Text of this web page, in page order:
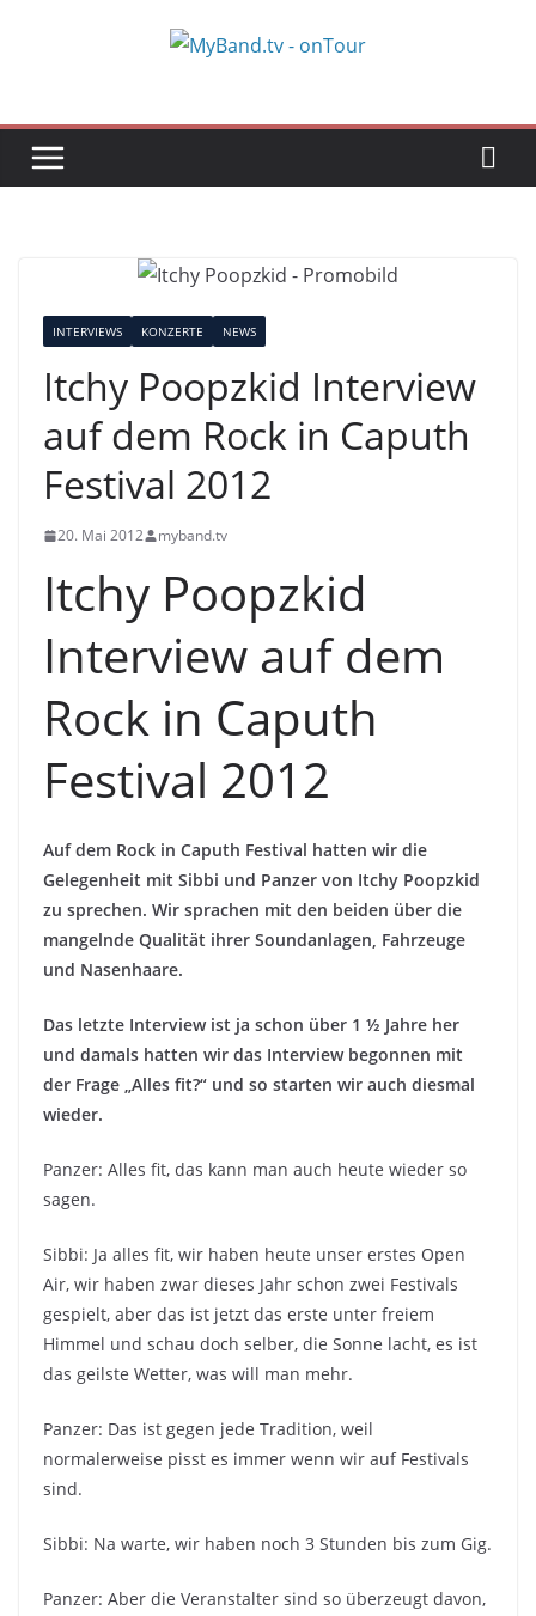
INTERVIEWS KONZERTE NEWS
Itchy Poopzkid Interview
auf dem Rock in Caputh
Festival 2012
20. Mai 2012 myband.tv
Itchy Poopzkid
Interview auf dem
Rock in Caputh
Festival 2012
Auf dem Rock in Caputh Festival hatten wir die
Gelegenheit mit Sibbi und Panzer von Itchy Poopzkid
zu sprechen. Wir sprachen mit den beiden über die
mangelnde Qualität ihrer Soundanlagen, Fahrzeuge
und Nasenhaare.
Das letzte Interview ist ja schon über 1 ½ Jahre her
und damals hatten wir das Interview begonnen mit
der Frage „Alles fit?“ und so starten wir auch diesmal
wieder.
Panzer: Alles fit, das kann man auch heute wieder so
sagen.
Sibbi: Ja alles fit, wir haben heute unser erstes Open
Air, wir haben zwar dieses Jahr schon zwei Festivals
gespielt, aber das ist jetzt das erste unter freiem
Himmel und schau doch selber, die Sonne lacht, es ist
das geilste Wetter, was will man mehr.
Panzer: Das ist gegen jede Tradition, weil
normalerweise pisst es immer wenn wir auf Festivals
sind.
Sibbi: Na warte, wir haben noch 3 Stunden bis zum Gig.
Panzer: Aber die Veranstalter sind so überzeugt davon,